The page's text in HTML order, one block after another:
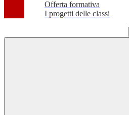
Offerta formativa
I progetti delle classi